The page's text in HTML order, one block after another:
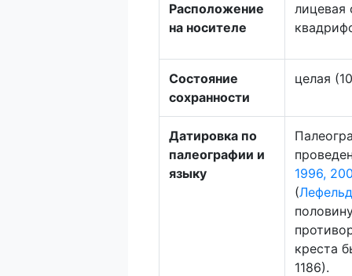
Расположение
на носителе
лицевая
Состояние
сохранности
целая
Датировка по
палеографии и
языку
1996,
(
креста
1186).